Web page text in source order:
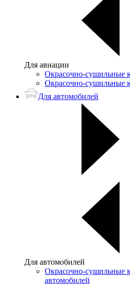
Для авиации
Окрасочно-сушильные
Окрасочно-сушильные
Для автомобилей
Для автомобилей
Окрасочно-сушильные
автомобилей